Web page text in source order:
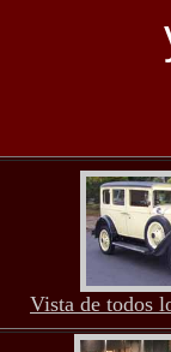
Vista de todos